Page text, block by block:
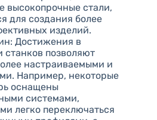
высокопрочные стали,
для создания более
изделий.
Достижения в
станков позволяют
настраиваемыми и
Например, некоторые
оснащены
системами,
легко переключаться